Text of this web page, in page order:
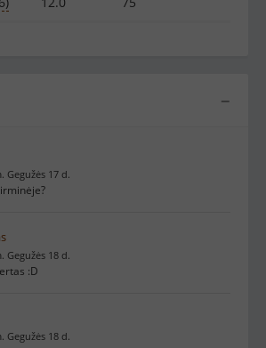
−
Gegužės 17 d.
Gegužės 18 d.
:D
Gegužės 18 d.